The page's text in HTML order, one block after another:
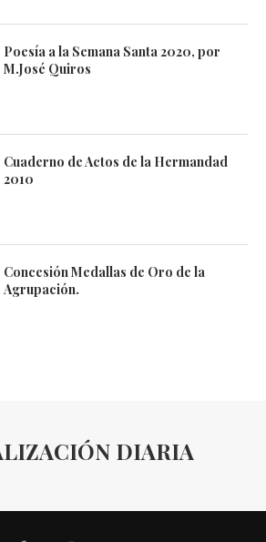
Poesía a la Semana Santa 2020, por
M.José Quiros
Cuaderno de Actos de la Hermandad
2010
Concesión Medallas de Oro de la
Agrupación.
DIARIA